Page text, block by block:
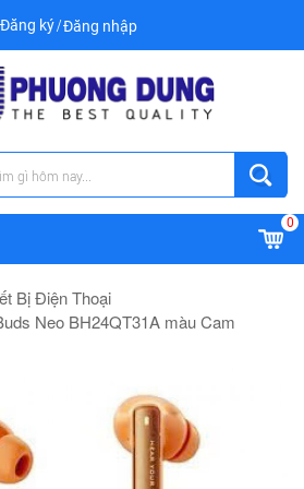
Đăng ký Đăng nhập
0
Bị Điện Thoại
Neo BH24QT31A màu Cam